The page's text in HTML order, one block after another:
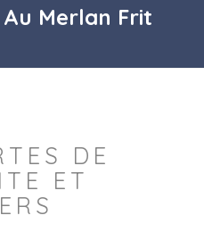
Merlan Frit
DE
ET